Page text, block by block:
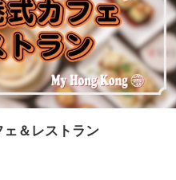
＆レストラン